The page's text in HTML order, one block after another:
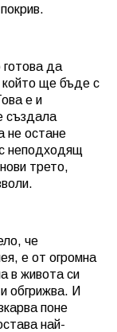
готова да
който ще бъде с
е и
създала
не остане
неподходящ
трето,
че
е от огромна
в живота си
обгрижва. И
поне
най-